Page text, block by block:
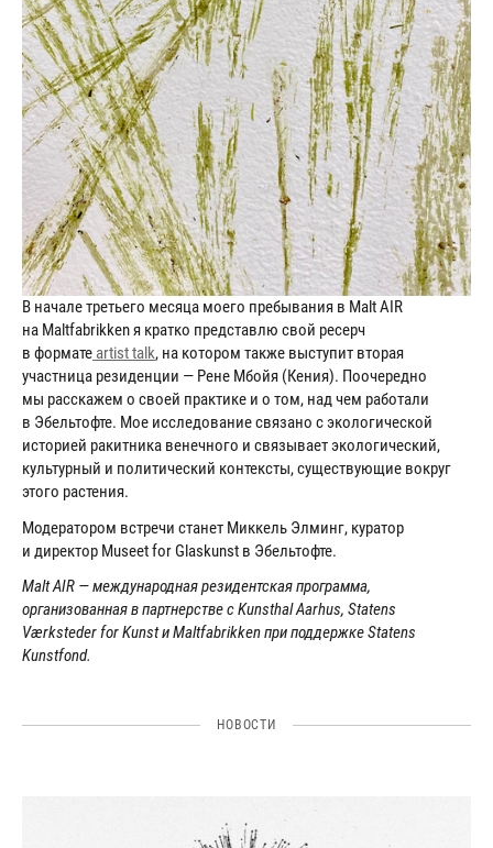
В начале третьего месяца моего пребывания в Malt AIR
на Maltfabrikken я кратко представлю свой ресерч
в формате artist talk, на котором также выступит вторая
участница резиденции — Рене Мбойя (Кения). Поочередно
мы расскажем о своей практике и о том, над чем работали
в Эбельтофте. Мое исследование связано с экологической
историей ракитника венечного и связывает экологический,
культурный и политический контексты, существующие вокруг
этого растения.
Модератором встречи станет Миккель Элминг, куратор
и директор Museet for Glaskunst в Эбельтофте.
Malt AIR — международная резидентская программа,
организованная в партнерстве с Kunsthal Aarhus, Statens
Værksteder for Kunst и Maltfabrikken при поддержке Statens
Kunstfond.
НОВОСТИ